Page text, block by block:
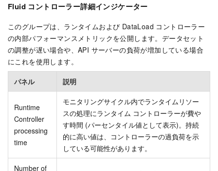
Fluid コントローラー詳細インジケーター
このグループは、ランタイムおよび DataLoad コントローラー
の内部パフォーマンスメトリックを公開します。データセット
の調整が遅い場合や、API サーバーの負荷が増加している場合
にこれを使用します。
パネル 説明
Runtime
Controller
processing
time
モニタリングサイクル内でランタイムリソー
スの処理にランタイム コントローラーが費や
す時間 (パーセンタイル値として表示)。持続
的に高い値は、コントローラーの過負荷を示
している可能性があります。
Number of